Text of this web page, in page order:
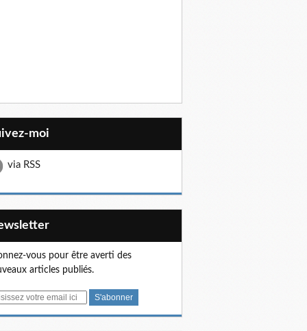
moi
via RSS
vous pour être averti des
articles publiés.